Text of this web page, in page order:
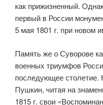
как прижизненный.
первый в России
5 мая 1801 г. при новом
Память же о Суворове
военных триумфов
последующее
Пушкин, читая на
1815 г. свои